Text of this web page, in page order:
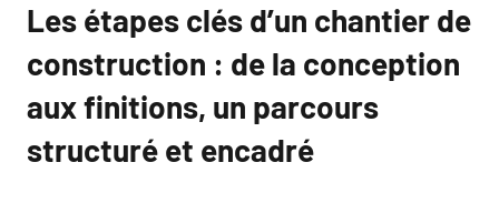
Les étapes clés d’un chantier de
construction : de la conception
aux finitions, un parcours
structuré et encadré